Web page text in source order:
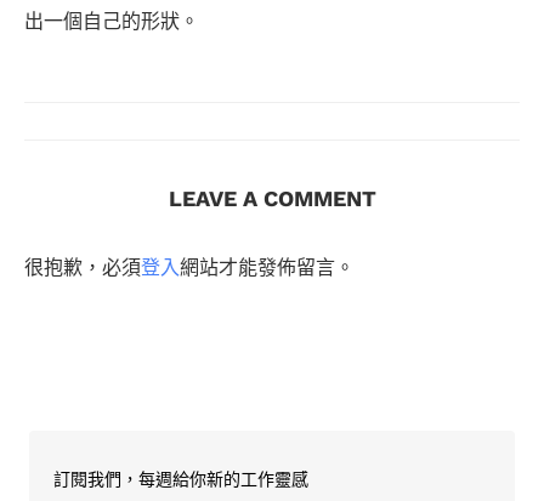
出一個自己的形狀。
LEAVE A COMMENT
很抱歉，必須登入網站才能發佈留言。
訂閱我們，每週給你新的工作靈感